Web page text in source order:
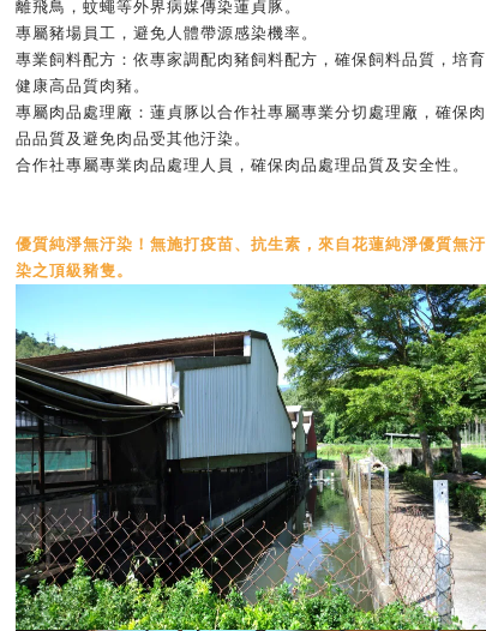
離飛鳥，蚊蠅等外界病媒傳染蓮貞豚。
專屬豬場員工，避免人體帶源感染機率。
專業飼料配方：依專家調配肉豬飼料配方，確保飼料品質，培育
健康高品質肉豬。
專屬肉品處理廠：蓮貞豚以合作社專屬專業分切處理廠，確保肉
品品質及避免肉品受其他汙染。
合作社專屬專業肉品處理人員，確保肉品處理品質及安全性。
優質純淨無汙染！無施打疫苗、抗生素，來自花蓮純淨優質無汙
染之頂級豬隻。